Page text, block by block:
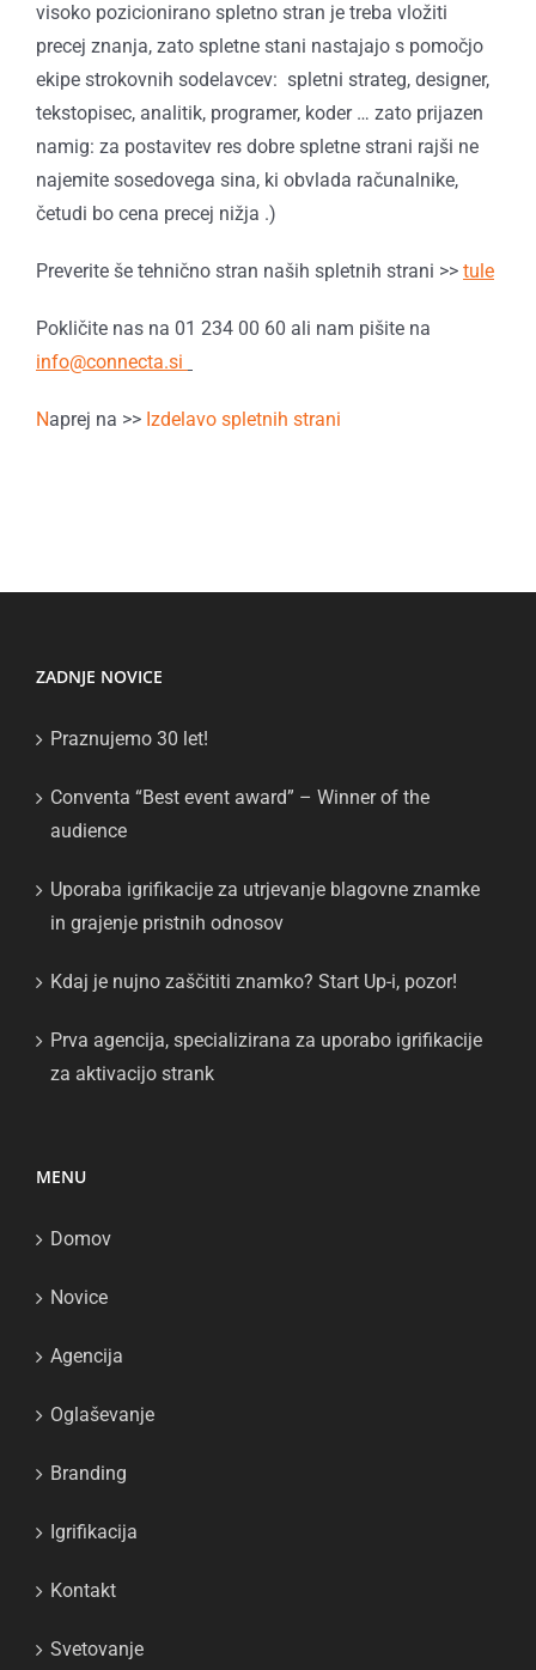
visoko pozicionirano spletno stran je treba vložiti
precej znanja, zato spletne stani nastajajo s pomočjo
ekipe strokovnih sodelavcev: spletni strateg, designer,
tekstopisec, analitik, programer, koder … zato prijazen
namig: za postavitev res dobre spletne strani rajši ne
najemite sosedovega sina, ki obvlada računalnike,
četudi bo cena precej nižja .)
Preverite še tehnično stran naših spletnih strani >> tule
Pokličite nas na 01 234 00 60 ali nam pišite na
info@connecta.si
Naprej na >> Izdelavo spletnih strani
ZADNJE NOVICE
Praznujemo 30 let!
Conventa “Best event award” – Winner of the
audience
Uporaba igrifikacije za utrjevanje blagovne znamke
in grajenje pristnih odnosov
Kdaj je nujno zaščititi znamko? Start Up-i, pozor!
Prva agencija, specializirana za uporabo igrifikacije
za aktivacijo strank
MENU
Domov
Novice
Agencija
Oglaševanje
Branding
Igrifikacija
Kontakt
Svetovanje